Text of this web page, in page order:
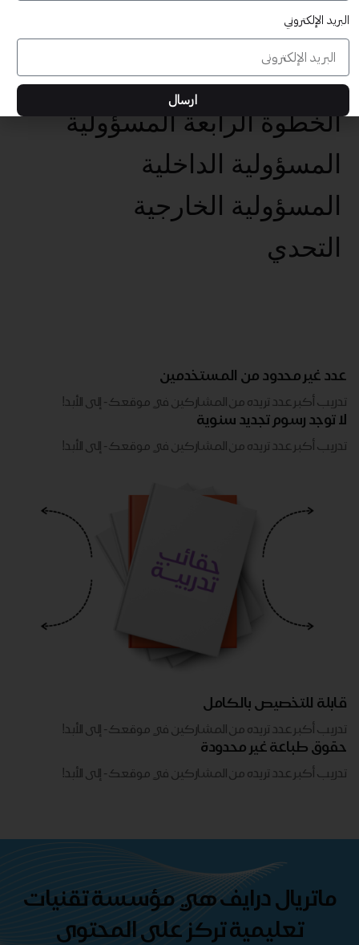
عناصر تحقيق الأهداف الخمس
تحديد الهدف الفعال
الخطوة الرابعة المسؤولية
المسؤولية الداخلية
المسؤولية الخارجية
التحدي
عدد غير محدود من المستخدمين
تدريب أكبر عدد تريده من المشاركين في موقعك - ​​إلى الأبد!
لا توجد رسوم تجديد سنوية
تدريب أكبر عدد تريده من المشاركين في موقعك - ​​إلى الأبد!
قابلة للتخصيص بالكامل
تدريب أكبر عدد تريده من المشاركين في موقعك - ​​إلى الأبد!
حقوق طباعة غير محدودة
تدريب أكبر عدد تريده من المشاركين في موقعك - ​​إلى الأبد!
ماتريال درايف هي مؤسسة تقنيات
تعليمية تركز على المحتوى
البريد الإلكتروني
ارسال